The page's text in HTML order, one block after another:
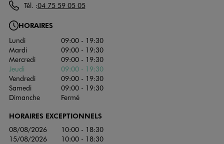
Tél. :04 75 59 05 05
HORAIRES
Lundi
09:00 - 19:30
Mardi
09:00 - 19:30
Mercredi
09:00 - 19:30
Jeudi
09:00 - 19:30
Vendredi
09:00 - 19:30
Samedi
09:00 - 19:30
Dimanche
Fermé
HORAIRES EXCEPTIONNELS
08/08/2026
10:00 - 18:30
15/08/2026
10:00 - 18:30